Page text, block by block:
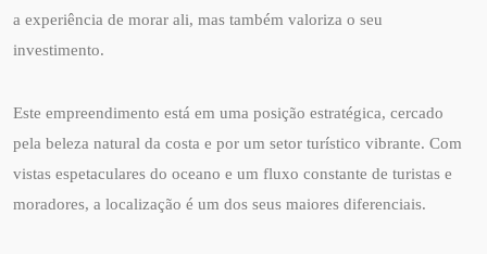
a experiência de morar ali, mas também valoriza o seu
investimento.
Este empreendimento está em uma posição estratégica, cercado
pela beleza natural da costa e por um setor turístico vibrante. Com
vistas espetaculares do oceano e um fluxo constante de turistas e
moradores, a localização é um dos seus maiores diferenciais.